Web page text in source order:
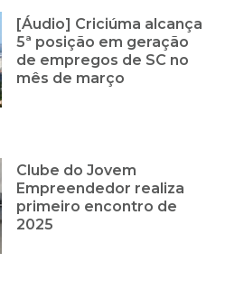
[Áudio] Criciúma alcança
5ª posição em geração
de empregos de SC no
mês de março
Clube do Jovem
Empreendedor realiza
primeiro encontro de
2025